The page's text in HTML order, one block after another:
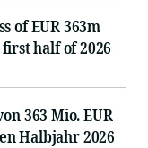
of EUR 363m
half of 2026
363 Mio. EUR
Halbjahr 2026